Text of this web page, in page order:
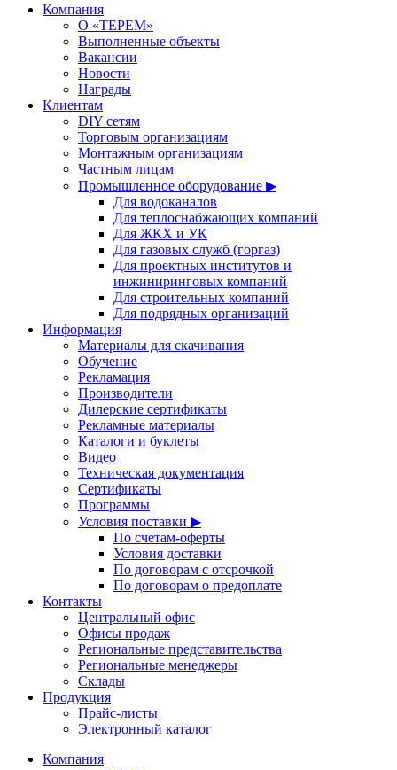
Компания
О «ТЕРЕМ»
Выполненные объекты
Вакансии
Новости
Награды
Клиентам
DIY сетям
Торговым организациям
Монтажным организациям
Частным лицам
Промышленное оборудование ▶
Для водоканалов
Для теплоснабжающих компаний
Для ЖКХ и УК
Для газовых служб (горгаз)
Для проектных институтов и
инжиниринговых компаний
Для строительных компаний
Для подрядных организаций
Информация
Материалы для скачивания
Обучение
Рекламация
Производители
Дилерские сертификаты
Рекламные материалы
Каталоги и буклеты
Видео
Техническая документация
Сертификаты
Программы
Условия поставки ▶
По счетам-оферты
Условия доставки
По договорам с отсрочкой
По договорам о предоплате
Контакты
Центральный офис
Офисы продаж
Региональные представительства
Региональные менеджеры
Склады
Продукция
Прайс-листы
Электронный каталог
Компания